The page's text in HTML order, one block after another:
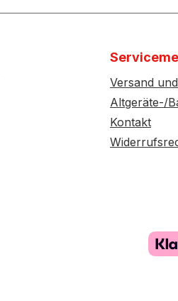
Versand
Altgeräte-/
Kontakt